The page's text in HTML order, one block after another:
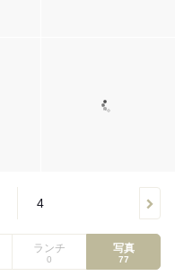
4
ランチ
0
写真
77